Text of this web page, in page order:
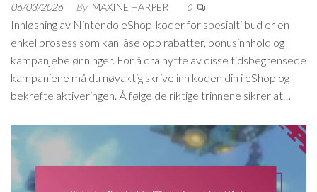
06/03/2026 By MAXINE HARPER 0
Innløsning av Nintendo eShop-koder for spesialtilbud er en
enkel prosess som kan låse opp rabatter, bonusinnhold og
kampanjebelønninger. For å dra nytte av disse tidsbegrensede
kampanjene må du nøyaktig skrive inn koden din i eShop og
bekrefte aktiveringen. Å følge de riktige trinnene sikrer at…